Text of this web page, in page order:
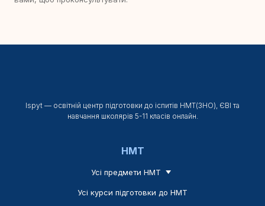
Ispyt — освітній центр підготовки до іспитів НМТ(ЗНО), ЄВІ та
навчання школярів 5-11 класів онлайн.
НМТ
Усі предмети НМТ
Усі курси підготовки до НМТ